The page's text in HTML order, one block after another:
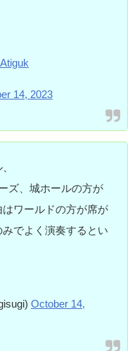
14, 2023
ズ、城ホールの方が
ワールドの方が席が
でよく演奏するとい
October 14,